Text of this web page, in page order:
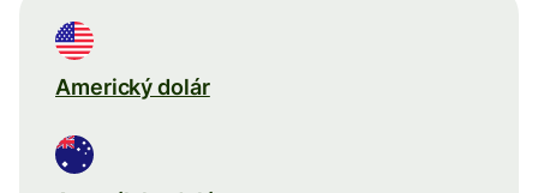
Americký dolár